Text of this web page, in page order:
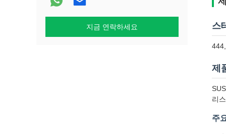
지금 연락하세요 스
제
리
주